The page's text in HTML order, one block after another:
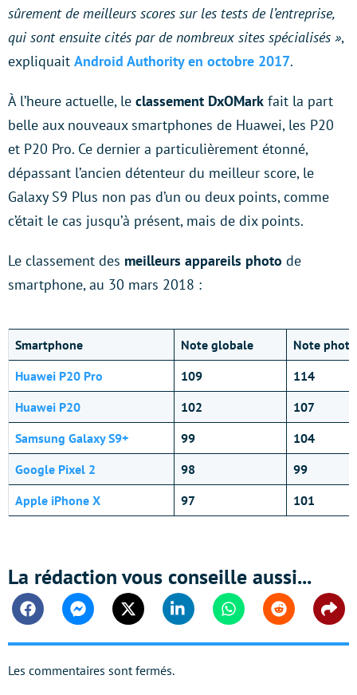
sûrement de meilleurs scores sur les tests de l’entreprise,
qui sont ensuite cités par de nombreux sites spécialisés »,
expliquait Android Authority en octobre 2017.
À l’heure actuelle, le classement DxOMark fait la part
belle aux nouveaux smartphones de Huawei, les P20
et P20 Pro. Ce dernier a particulièrement étonné,
dépassant l’ancien détenteur du meilleur score, le
Galaxy S9 Plus non pas d’un ou deux points, comme
c’était le cas jusqu’à présent, mais de dix points.
Le classement des meilleurs appareils photo de
smartphone, au 30 mars 2018 :
Smartphone Note globale
Note photo
Huawei P20 Pro
109
114
Huawei P20
102
107
Samsung Galaxy S9+
99
104
Google Pixel 2
98
99
Apple iPhone X
97 101
La rédaction vous conseille aussi...
FacebookMessengerTwitter Linkedin WhatsappReddit
Les commentaires sont fermés.